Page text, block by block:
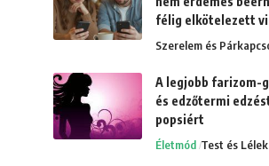
félig elkötelezett
Szerelem és
A legjobb farizom-
és edzőtermi
popsiért
Életmód Test és Lélek